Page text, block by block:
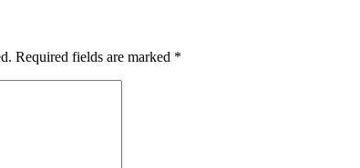
Required fields are marked *